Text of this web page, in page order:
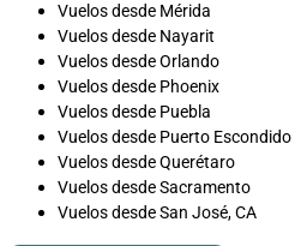
Vuelos desde Mérida
Vuelos desde Nayarit
Vuelos desde Orlando
Vuelos desde Phoenix
Vuelos desde Puebla
Vuelos desde Puerto Escondido
Vuelos desde Querétaro
Vuelos desde Sacramento
Vuelos desde San José, CA